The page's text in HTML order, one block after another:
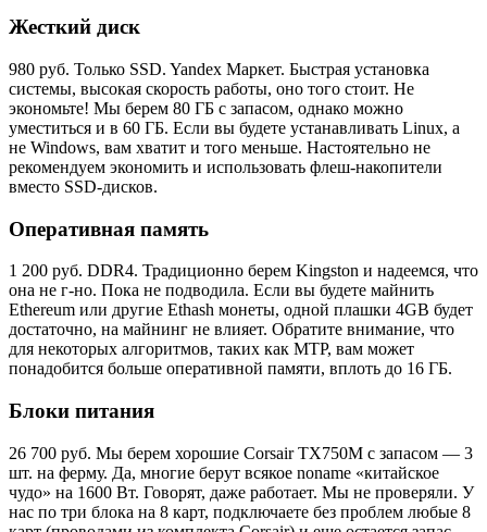
Жесткий диск
980 руб. Только SSD. Yandex Маркет. Быстрая установка
системы, высокая скорость работы, оно того стоит. Не
экономьте! Мы берем 80 ГБ с запасом, однако можно
уместиться и в 60 ГБ. Если вы будете устанавливать Linux, а
не Windows, вам хватит и того меньше. Настоятельно не
рекомендуем экономить и использовать флеш-накопители
вместо SSD-дисков.
Оперативная память
1 200 руб. DDR4. Традиционно берем Kingston и надеемся, что
она не г-но. Пока не подводила. Если вы будете майнить
Ethereum или другие Ethash монеты, одной плашки 4GB будет
достаточно, на майнинг не влияет. Обратите внимание, что
для некоторых алгоритмов, таких как MTP, вам может
понадобится больше оперативной памяти, вплоть до 16 ГБ.
Блоки питания
26 700 руб. Мы берем хорошие Corsair TX750M с запасом — 3
шт. на ферму. Да, многие берут всякое noname «китайское
чудо» на 1600 Вт. Говорят, даже работает. Мы не проверяли. У
нас по три блока на 8 карт, подключаете без проблем любые 8